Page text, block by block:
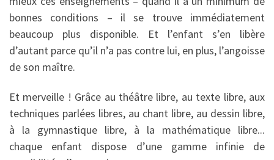
bonnes conditions – il se trouve immédiatement
beaucoup plus disponible. Et l’enfant s’en libère
d’autant parce qu’il n’a pas contre lui, en plus, l’angoisse
de son maître.
Et merveille ! Grâce au théâtre libre, au texte libre, aux
techniques parlées libres, au chant libre, au dessin libre,
à la gymnastique libre, à la mathématique libre...
chaque enfant dispose d’une gamme infinie de